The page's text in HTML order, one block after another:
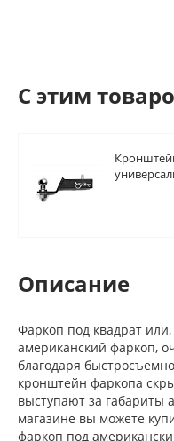
C этим
Описание
Фаркоп под квадрат
американский фаркоп,
благодаря
кронштейн фаркопа
выступают за габариты
магазине вы можете
фаркоп под